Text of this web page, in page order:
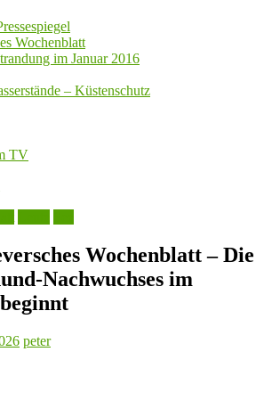
Wochenblatt
im Januar 2016
– Küstenschutz
TV
Wochenblatt – Die
Nachwuchses im
peter